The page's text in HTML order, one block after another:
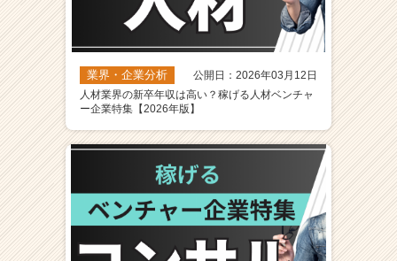
業界・企業分析
公開日：2026年03月12日
人材業界の新卒年収は高い？稼げる人材ベンチャ
ー企業特集【2026年版】